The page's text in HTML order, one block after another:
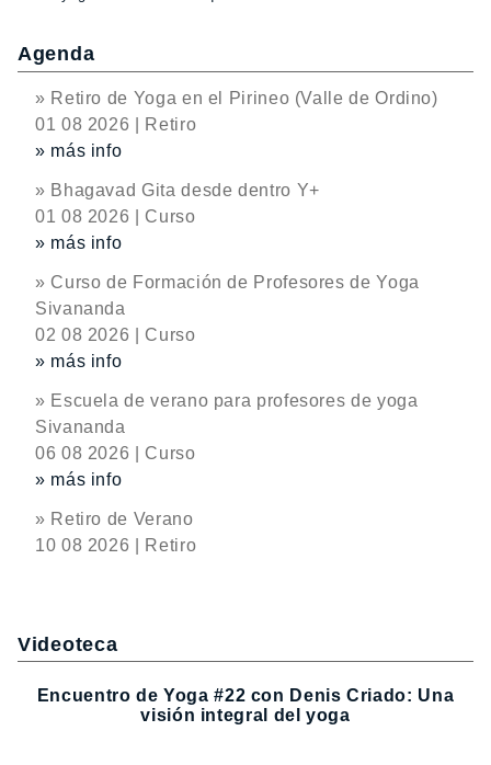
Agenda
» Retiro de Yoga en el Pirineo (Valle de Ordino)
01 08 2026 | Retiro
» más info
» Bhagavad Gita desde dentro Y+
01 08 2026 | Curso
» más info
» Curso de Formación de Profesores de Yoga
Sivananda
02 08 2026 | Curso
» más info
» Escuela de verano para profesores de yoga
Sivananda
06 08 2026 | Curso
» más info
» Retiro de Verano
10 08 2026 | Retiro
Videoteca
Encuentro de Yoga #22 con Denis Criado: Una
visión integral del yoga